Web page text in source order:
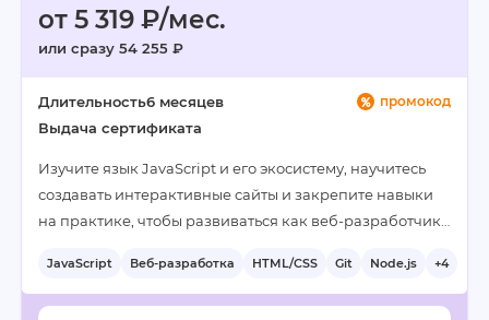
от 5 319 ₽/мес.
или сразу 54 255 ₽
промокод
Длительность6 месяцев
Выдача сертификата
Изучите язык JavaScript и его экосистему, научитесь
создавать интерактивные сайты и закрепите навыки
на практике, чтобы развиваться как веб-разработчик…
JavaScript Веб-разработка HTML/CSS Git Node.js +4